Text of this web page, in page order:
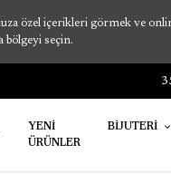
özel içerikleri görmek ve
bölgeyi seçin.
YENİ
ÜRÜNLER
BİJUTERİ